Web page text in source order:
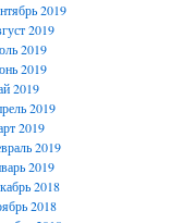
2019
2019
2019
2019
2019
2019
2019
2019
2019
2018
2018